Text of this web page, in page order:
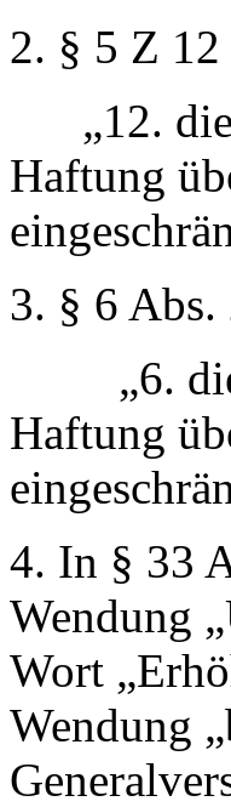
2. § 5 Z 12
„12. die
Haftung
3. § 6
„6. die
Haftung
4. In § 33
Wendung
Wort
Wendung